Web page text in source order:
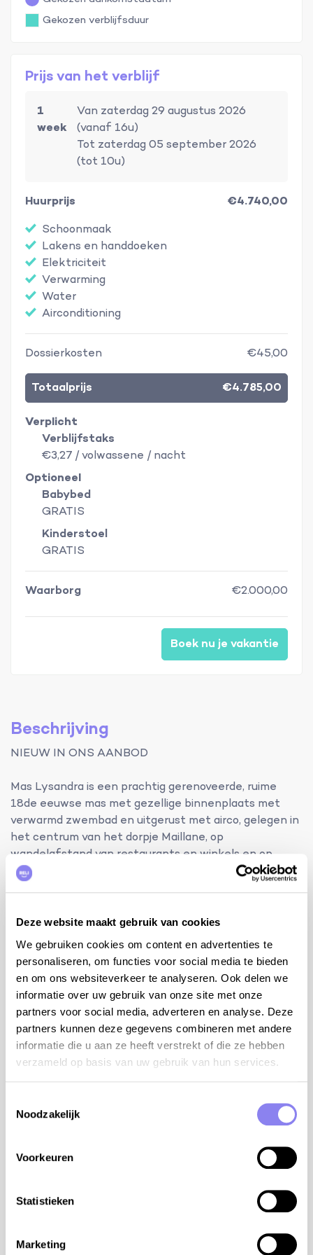
Deze website maakt gebruik van cookies
We gebruiken cookies om content en advertenties te
personaliseren, om functies voor social media te bieden
en om ons websiteverkeer te analyseren. Ook delen we
informatie over uw gebruik van onze site met onze
partners voor social media, adverteren en analyse. Deze
partners kunnen deze gegevens combineren met andere
informatie die u aan ze heeft verstrekt of die ze hebben
verzameld op basis van uw gebruik van hun services.
Noodzakelijk
Voorkeuren
Statistieken
Marketing
Gekozen verblijfsduur
Prijs van het verblijf
1
week
Van zaterdag 29 augustus 2026
(vanaf 16u)
Tot zaterdag 05 september 2026
(tot 10u)
Huurprijs
€4.740,00
Schoonmaak
Lakens en handdoeken
Elektriciteit
Verwarming
Water
Airconditioning
Dossierkosten €45,00
Totaalprijs €4.785,00
Verplicht
Verblijfstaks
€3,27 / volwassene / nacht
Optioneel
Babybed
GRATIS
Kinderstoel
GRATIS
Waarborg €2.000,00
Boek nu je vakantie
Beschrijving
NIEUW IN ONS AANBOD
Mas Lysandra is een prachtig gerenoveerde, ruime
18de eeuwse mas met gezellige binnenplaats met
verwarmd zwembad en uitgerust met airco, gelegen in
het centrum van het dorpje Maillane, op
wandelafstand van restaurants en winkels en op
slechts 10 minuten rijden van Saint-Rémy-de-
Terras met pergola, tuintafel, stoelen, zitbank, 4
ligzetels en 2 parasols. Living met zithoek, airco en
smart TV. Ingerichte keuken met dubbele spoelbak,
grote koelkast, kookfornuis, dampkap, oven,
microgolfoven, vaatwasmachine, Nespresso en mixer.
Aparte berging met wasmachine, droogrek, stofzuiger,
strijkplank en strijkijzer.
bijkomende info:
internet WiFi (via glasvezel kabel)
om veiligheid– en verzekeringsredenen is het
niet mogelijk
u kunt uw elektrische/hybride wagen opladen aan
woning
luchthaven Marseille op 70 km van de woning